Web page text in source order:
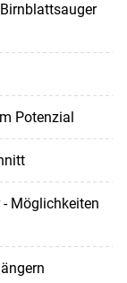
Potenzial
Möglichkeiten